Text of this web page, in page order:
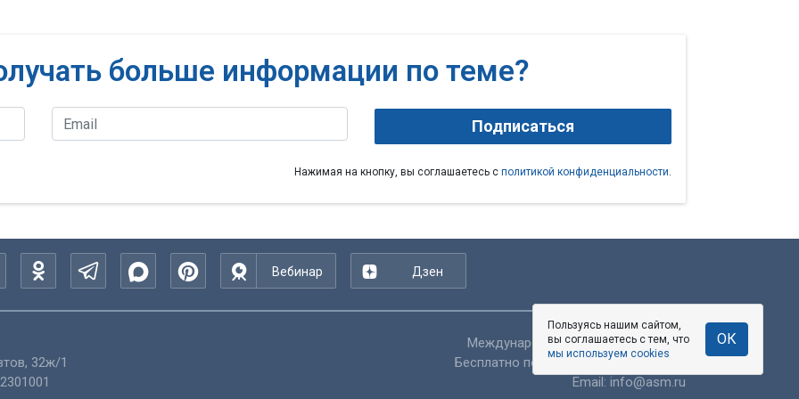
больше информации по теме?
Подписаться
Нажимая на кнопку, вы соглашаетесь с политикой конфиденциальности.
Вебинар Дзен
32ж/1
Международный:+7 (3852) 500-545
Бесплатно по России:8 800 100 44 54
Email: info@asm.ru
Пользуясь нашим сайтом,
вы соглашаетесь с тем, что
мы используем cookies
ОК
Пользуясь нашим сайтом,
вы соглашаетесь с тем, что
мы используем cookies
ОК